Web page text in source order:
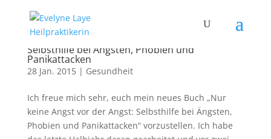
Nur keine Angst vor der Angst:
Selbsthilfe bei Ängsten, Phobien und
Panikattacken
28 Jan. 2015| Gesundheit
Ich freue mich sehr, euch mein neues Buch „Nur
keine Angst vor der Angst: Selbsthilfe bei Ängsten,
Phobien und Panikattacken“ vorzustellen. Ich habe